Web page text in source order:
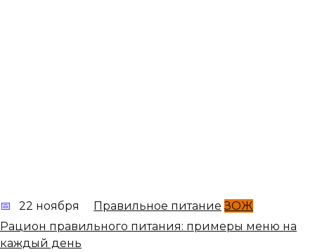
22 ноября Правильное питание ЗОЖ
Рацион правильного питания: примеры меню на
каждый день